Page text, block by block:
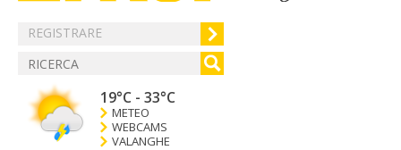
REGISTRARE
19°C - 33°C
METEO
WEBCAMS
VALANGHE